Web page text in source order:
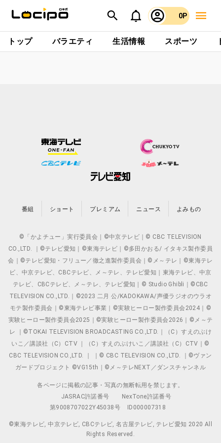
0P
トップ バラエティ 生活情報 スポーツ
番組 ショート プレミアム ニュース よみもの
©「かよチュー」実行委員会｜©中京テレビ｜© CBC TELEVISION
CO.,LTD. ｜©テレビ愛知｜©東海テレビ｜©多田かおる/ イタキス製作委員
会｜©テレビ愛知・フリュー／徹之進製作委員会｜©メ～テレ｜©東海テレ
ビ、中京テレビ、CBCテレビ、メ～テレ、テレビ愛知｜東海テレビ、中京
テレビ、CBCテレビ、メ～テレ、テレビ愛知｜© Studio Ghibli｜©CBC
TELEVISION CO.,LTD.｜©2023 二月 公/KADOKAWA/声優ラジオのウラオ
モテ製作委員会｜©東海テレビ事業｜©実験ヒーロー製作委員会2024｜©
実験ヒーロー製作委員会2025｜©実験ヒーロー製作委員会2026｜©メ～テ
レ ｜©TOKAI TELEVISION BROADCASTING CO.,LTD.｜（C）すえのぶけ
いこ／講談社（C）CTV ｜（C）すえのぶけいこ／講談社（C）CTV｜©
CBC TELEVISION CO.,LTD. ｜ ｜© CBC TELEVISION CO.,LTD. ｜©ヴァン
ガードプロジェクト ©VG15th｜©メ～テレNEXT／ダンスチャンネル
各ページに掲載の記事・写真の無断転用を禁じます。
JASRAC許諾番号
NexTone許諾番号
第9008707022Y45038号
ID000007318
©東海テレビ, 中京テレビ, CBCテレビ, 名古屋テレビ, テレビ愛知 2020 All
Rights Reserved.